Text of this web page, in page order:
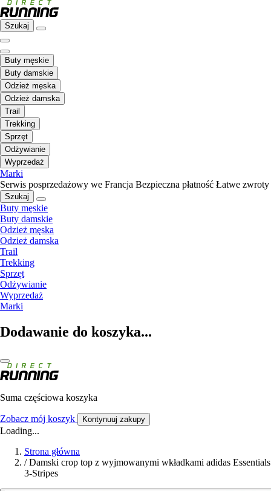
Szukaj
Buty męskie
Buty damskie
Odzież męska
Odzież damska
Trail
Trekking
Sprzęt
Odżywianie
Wyprzedaż
Marki
Serwis posprzedażowy we Francja Bezpieczna płatność Łatwe zwroty
Szukaj
Buty męskie
Buty damskie
Odzież męska
Odzież damska
Trail
Trekking
Sprzęt
Odżywianie
Wyprzedaż
Marki
Dodawanie do koszyka...
Suma częściowa koszyka
Zobacz mój koszyk Kontynuuj zakupy
Loading...
Strona główna
/ Damski crop top z wyjmowanymi wkładkami adidas Essentials
3-Stripes